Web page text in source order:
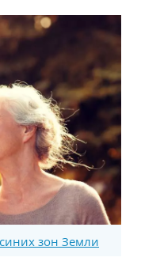
зон Земли